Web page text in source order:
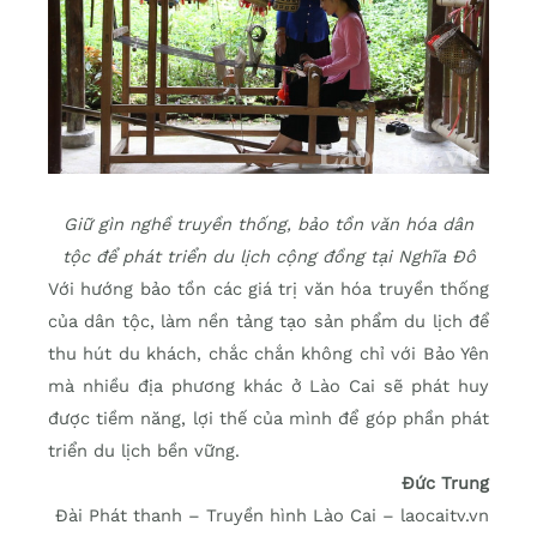
Giữ gìn nghề truyền thống, bảo tồn văn hóa dân
tộc để phát triển du lịch cộng đồng tại Nghĩa Đô
Với hướng bảo tồn các giá trị văn hóa truyền thống
của dân tộc, làm nền tảng tạo sản phẩm du lịch để
thu hút du khách, chắc chắn không chỉ với Bảo Yên
mà nhiều địa phương khác ở Lào Cai sẽ phát huy
được tiềm năng, lợi thế của mình để góp phần phát
triển du lịch bền vững.
Đức Trung
Đài Phát thanh – Truyền hình Lào Cai – laocaitv.vn